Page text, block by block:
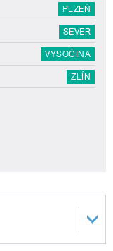
PLZEŇ
SEVER
VYSOČINA
ZLÍN